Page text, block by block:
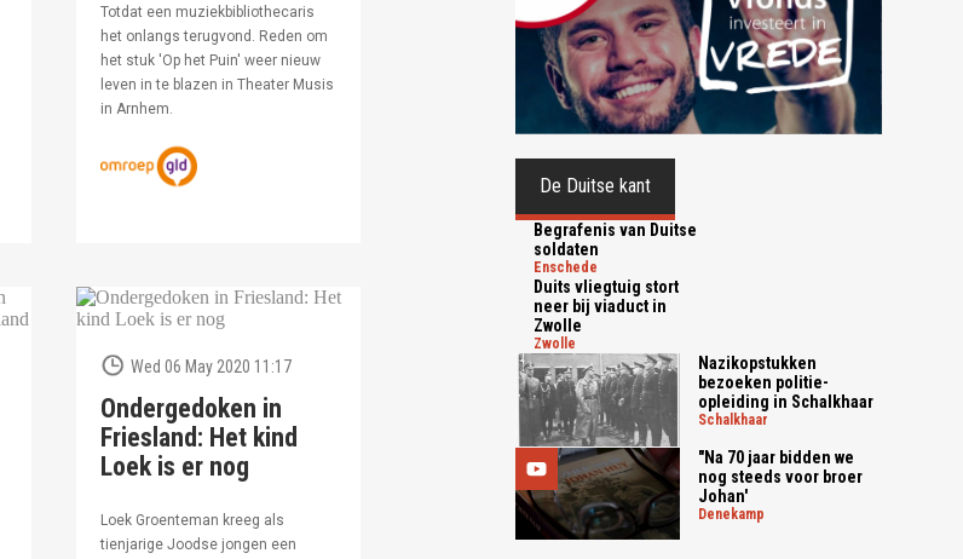
Totdat een muziekbibliothecaris
het onlangs terugvond. Reden om
het stuk 'Op het Puin' weer nieuw
leven in te blazen in Theater Musis
in Arnhem.
Wed 06 May 2020 11:17
Ondergedoken in
Friesland: Het kind
Loek is er nog
Loek Groenteman kreeg als
tienjarige Joodse jongen een
De Duitse kant
Begrafenis van Duitse
soldaten
enschede
Duits vliegtuig stort
neer bij viaduct in
Zwolle
zwolle
Nazikopstukken
bezoeken politie-
opleiding in Schalkhaar
schalkhaar
"Na 70 jaar bidden we
nog steeds voor broer
Johan'
denekamp